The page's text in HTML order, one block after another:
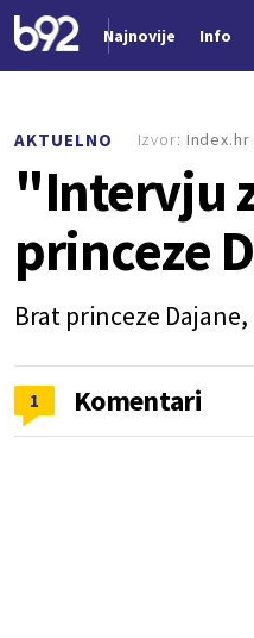
Najnovije Info
AKTUELNO
"Intervju
princeze
Brat princeze
Izvor: Index.hr
1 Komentari